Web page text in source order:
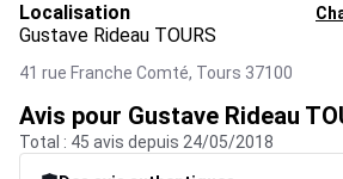
Localisation
Gustave Rideau TOURS
41 rue Franche Comté, Tours 37100
Avis pour Gustave Rideau
Total : 45 avis depuis 24/05/2018